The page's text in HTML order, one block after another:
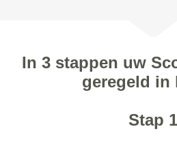
In 3 stappen uw
geregeld in
Stap 1